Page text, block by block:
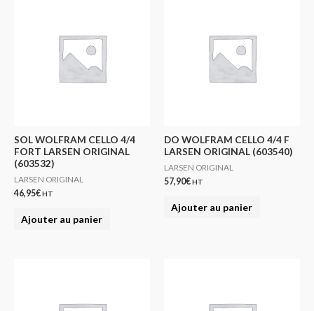
SOL WOLFRAM CELLO 4/4
FORT LARSEN ORIGINAL
(603532)
LARSEN ORIGINAL
46,95€HT
Ajouter au panier
DO WOLFRAM CELLO 4/4 F
LARSEN ORIGINAL (603540)
LARSEN ORIGINAL
57,90€HT
Ajouter au panier